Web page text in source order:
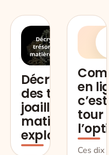
Décryptage
des trésors
joailliers :
matières à
explorer
en
c’est
tour
Ces dix